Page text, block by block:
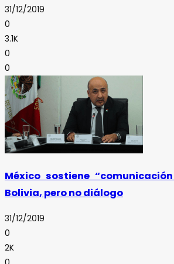
31/12/2019
0
3.1K
0
0
México sostiene
Bolivia, pero no diálogo
31/12/2019
0
2K